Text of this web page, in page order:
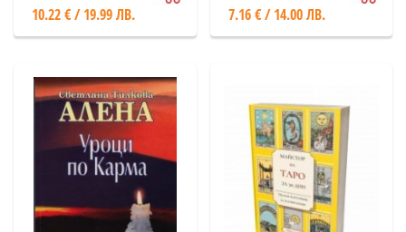
10.22 € / 19.99 ЛВ. 7.16 € / 14.00 ЛВ.